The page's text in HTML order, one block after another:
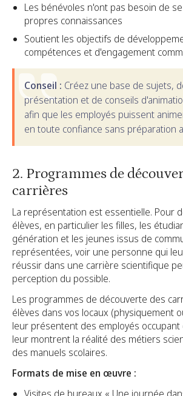
Les bénévoles n'ont pas besoin de
propres connaissances
Soutient les objectifs de
compétences et d'engagement
Conseil : Créez une base de sujets,
présentation et de conseils
afin que les employés puissent
en toute confiance sans préparation
2. Programmes de
carrières
La représentation est essentielle. Pour
élèves, en particulier les filles, les
génération et les jeunes issus de
représentées, voir une personne qui
réussir dans une carrière scientifique
perception du possible.
Les programmes de découverte des
élèves dans vos locaux (physiquement
leur présentent des employés
leur montrent la réalité des métiers
des manuels scolaires.
Formats de mise en œuvre :